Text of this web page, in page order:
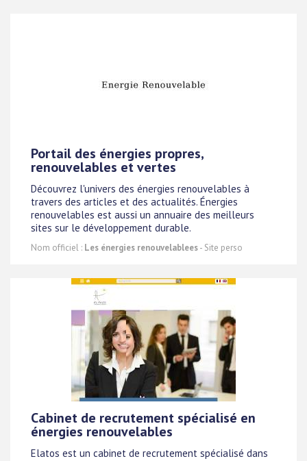
Portail des énergies propres,
renouvelables et vertes
Découvrez l'univers des énergies renouvelables à
travers des articles et des actualités. Énergies
renouvelables est aussi un annuaire des meilleurs
sites sur le développement durable.
Nom officiel : Les énergies renouvelablees- Site perso
Cabinet de recrutement spécialisé en
énergies renouvelables
Elatos est un cabinet de recrutement spécialisé dans